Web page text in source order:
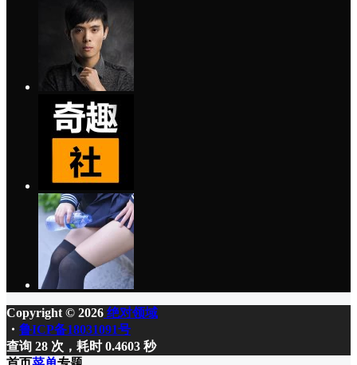
Copyright © 2026 绝对领域
・ 鲁ICP备18031091号
查询 28 次，耗时 0.4603 秒